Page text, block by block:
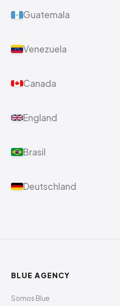
Guatemala
Venezuela
Canada
England
Brasil
Deutschland
BLUE AGENCY
Somos Blue